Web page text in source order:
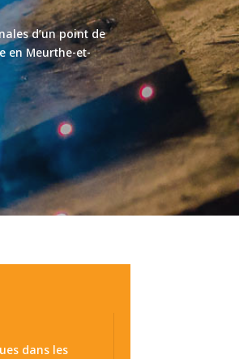
d’un point de
en Meurthe-et-
dans les